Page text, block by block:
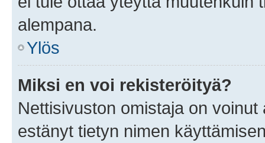
alempana.
Ylös
Miksi en voi rekisteröityä?
Nettisivuston omistaja on
estänyt tietyn nimen